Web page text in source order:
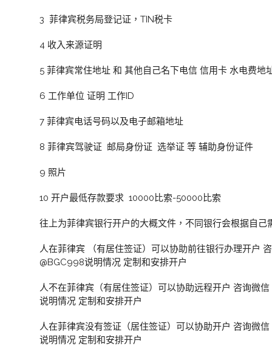
3 菲律宾税务局登记证，TIN税卡
4 收入来源证明
5 菲律宾常住地址 和 其他自己名下电信 信用卡 水电费地
6 工作单位 证明 工作ID
7 菲律宾电话号码以及电子邮箱地址
8 菲律宾驾驶证 邮局身份证 选举证 等 辅助身份证件
9 照片
10 开户最低存款要求 10000比索-50000比索
往上为菲律宾银行开户的大概文件，不同银行会根据自己
人在菲律宾 （有居住签证）可以协助前往银行办理开户
@BGC998说明情况 定制和安排开户
人不在菲律宾（有居住签证）可以协助远程开户 咨询微
说明情况 定制和安排开户
人在菲律宾没有签证（居住签证）可以协助开户 咨询微
说明情况 定制和安排开户